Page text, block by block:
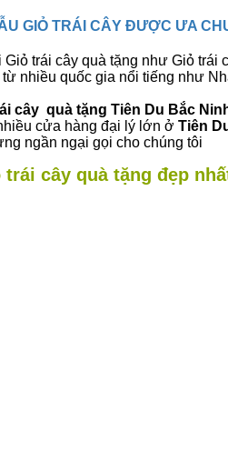
GIỎ TRÁI CÂY ĐƯỢC ƯA
trái cây quà tặng như Giỏ trái
nhiều quốc gia nổi tiếng như
cây quà tặng Tiên Du Bắc
cửa hàng đại lý lớn ở Tiên
ngần ngại gọi cho chúng tôi
trái cây quà tặng đẹp